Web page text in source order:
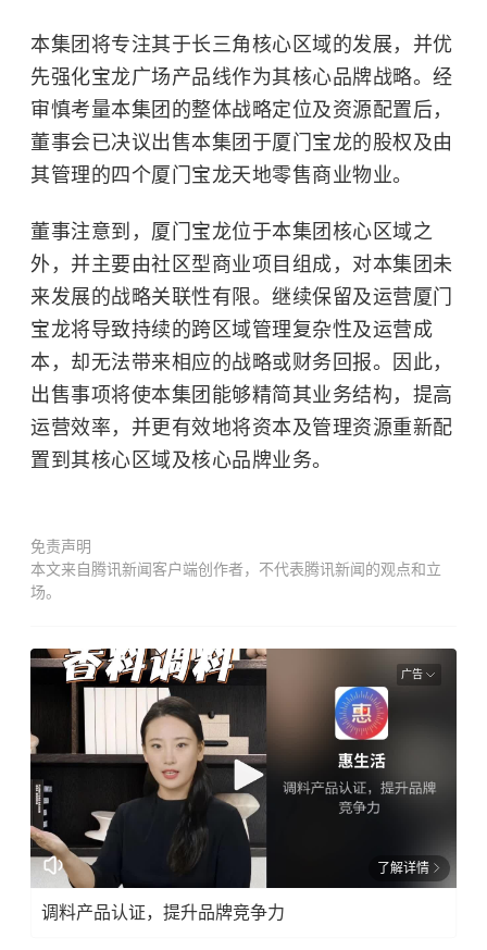
本集团将专注其于长三角核心区域的发展，并优
先强化宝龙广场产品线作为其核心品牌战略。经
审慎考量本集团的整体战略定位及资源配置后，
董事会已决议出售本集团于厦门宝龙的股权及由
其管理的四个厦门宝龙天地零售商业物业。
董事注意到，厦门宝龙位于本集团核心区域之
外，并主要由社区型商业项目组成，对本集团未
来发展的战略关联性有限。继续保留及运营厦门
宝龙将导致持续的跨区域管理复杂性及运营成
本，却无法带来相应的战略或财务回报。因此，
出售事项将使本集团能够精简其业务结构，提高
运营效率，并更有效地将资本及管理资源重新配
置到其核心区域及核心品牌业务。
免责声明
本文来自腾讯新闻客户端创作者，不代表腾讯新闻的观点和立
场。
广告
了解详情
调料产品认证，提升品牌竞争力